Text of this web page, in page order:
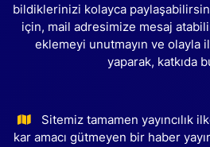
bildiklerinizi kolayca
için, mail adresimize mesaj
eklemeyi unutmayın ve olayla
yaparak, katkıda
Sitemiz tamamen yayıncılık
kar amacı gütmeyen bir haber